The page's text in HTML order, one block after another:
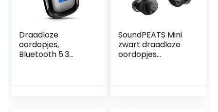
Draadloze
oordopjes,
Bluetooth 5.3
SoundPEATS Mini
zwart draadloze
oordopjes